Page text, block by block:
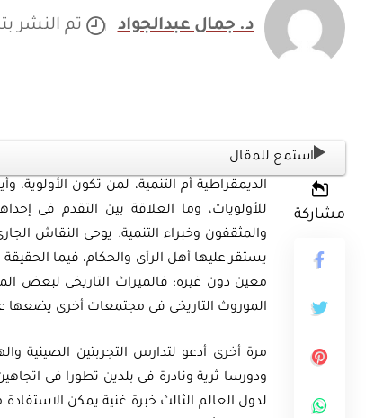
د. جمال عبدالجواد تم النشر بتاريخ
استمع للمقال
مشاركة
الديمقراطية أم التنمية، لمن تكون الأولوية،
للأولويات، وما العلاقة بين التقدم فى
والمثقفون وخبراء التنمية. يوحى النقاش
يستقر عليها أهل الرأى والحكام، فيما
معين دون غيره؛ فالميراث التاريخى لبعض
الموروث التاريخى فى مجتمعات أخرى يضعها
مرة أخرى أدعو لتدارس التجربتين الصينية
ودورسا ثرية ونادرة فى بلدين تطورا فى
لدول العالم الثالث خبرة غنية يمكن